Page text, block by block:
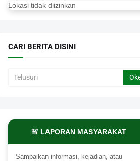
Lokasi tidak diizinkan
CARI BERITA DISINI
🚨 LAPORAN MASYARAKAT
Sampaikan informasi, kejadian, atau